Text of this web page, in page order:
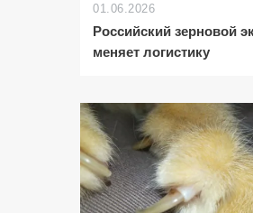
01.06.2026
Российский зерновой
меняет логистику